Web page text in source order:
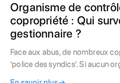
Organisme de
copropriété : Qui
gestionnaire ?
Face aux abus, de nombreux
'police des syndics'. Si aucun